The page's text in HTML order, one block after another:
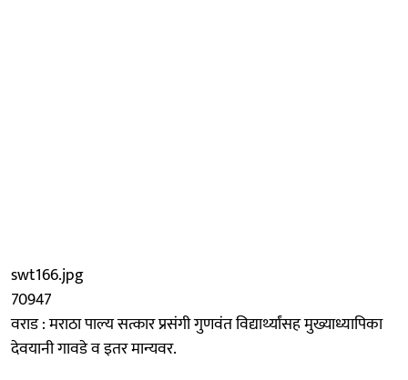
swt166.jpg
70947
वराड : मराठा पाल्य सत्कार प्रसंगी गुणवंत विद्यार्थ्यांसह मुख्याध्यापिका
देवयानी गावडे व इतर मान्यवर.